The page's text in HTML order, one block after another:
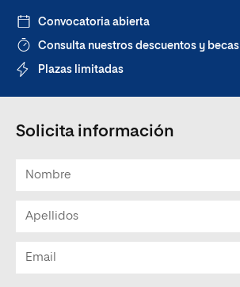
Convocatoria abierta
Consulta nuestros descuentos y becas
Plazas limitadas
Solicita información